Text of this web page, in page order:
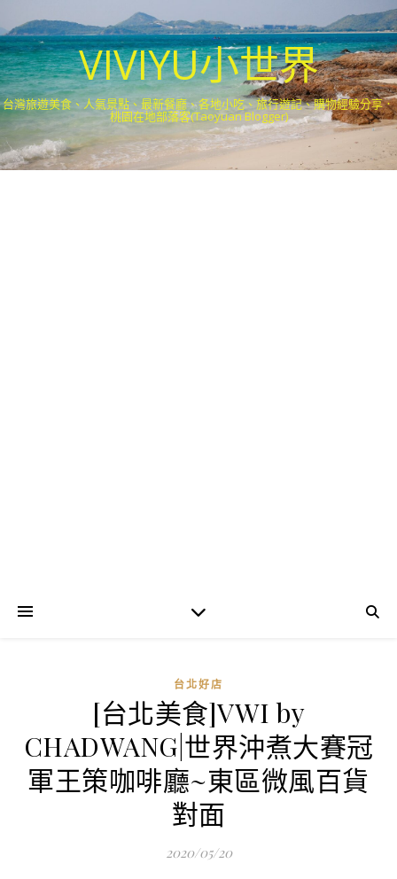
VIVIYU小世界
台灣旅遊美食、人氣景點、最新餐廳、各地小吃、旅行遊記、購物經驗分享．
桃園在地部落客(Taoyuan Blogger)
台北好店
[台北美食]VWI by
CHADWANG|世界沖煮大賽冠
軍王策咖啡廳~東區微風百貨
對面
2020/05/20